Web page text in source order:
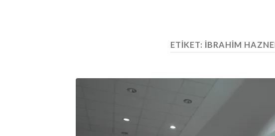
ETIKET: İBRAHIM